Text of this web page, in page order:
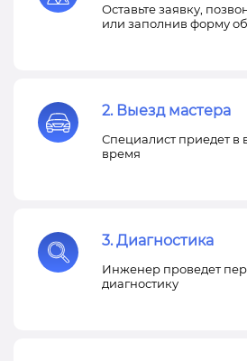
Оставьте заявку,
или заполнив форму
2. Выезд мастера
Специалист приедет
время
3. Диагностика
Инженер проведет
диагностику